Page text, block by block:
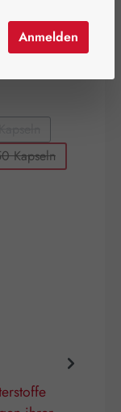
nicht verfügbar.)
(Diese Option ist
zurzeit nicht verfügbar.)
Kapseln
(Diese Option ist
Anmelden